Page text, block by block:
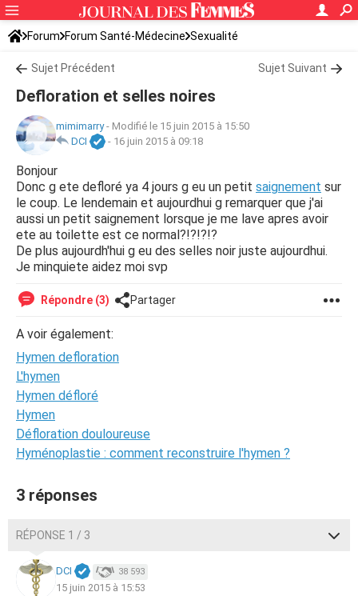
Forum Forum Santé-Médecine Sexualité
Sujet Précédent Sujet Suivant
Defloration et selles noires
mimimarry- Modifié le 15 juin 2015 à 15:50
DCI
- 16 juin 2015 à 09:18
Bonjour
Donc g ete defloré ya 4 jours g eu un petit saignement sur
le coup. Le lendemain et aujourdhui g remarquer que j'ai
aussi un petit saignement lorsque je me lave apres avoir
ete au toilette est ce normal?!?!?!?
De plus aujourdh'hui g eu des selles noir juste aujourdhui.
Je minquiete aidez moi svp
Répondre (3) Partager
A voir également:
Hymen defloration
L'hymen
Hymen défloré
Hymen
Défloration douloureuse
Hyménoplastie : comment reconstruire l'hymen ?
3 réponses
RÉPONSE 1 / 3
DCI 38 593
15 juin 2015 à 15:53